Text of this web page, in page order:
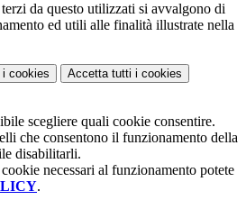
da questo utilizzati si avvalgono di
ed utili alle finalità illustrate nella
i cookies Accetta tutti i cookies
scegliere quali cookie consentire.
che consentono il funzionamento della
disabilitarli.
necessari al funzionamento potete
.